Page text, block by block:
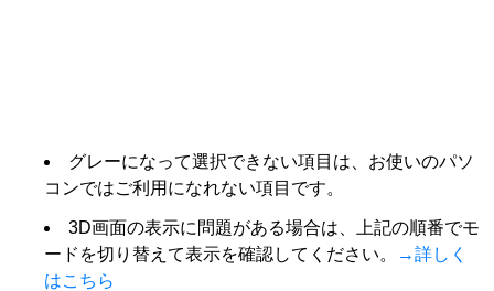
グレーになって選択できない項目は、お使いのパソ
コンではご利用になれない項目です。
3D画面の表示に問題がある場合は、上記の順番でモ
ードを切り替えて表示を確認してください。
→詳しく
はこちら